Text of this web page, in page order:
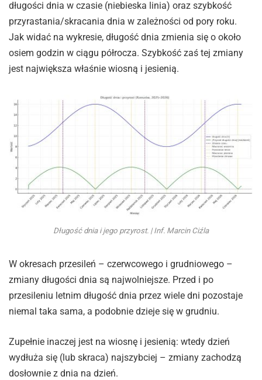
długości dnia w czasie (niebieska linia) oraz szybkość
przyrastania/skracania dnia w zależności od pory roku.
Jak widać na wykresie, długość dnia zmienia się o około
osiem godzin w ciągu półrocza. Szybkość zaś tej zmiany
jest największa właśnie wiosną i jesienią.
Długość dnia i jego przyrost. | Inf. Marcin Ciźla
W okresach przesileń – czerwcowego i grudniowego –
zmiany długości dnia są najwolniejsze. Przed i po
przesileniu letnim długość dnia przez wiele dni pozostaje
niemal taka sama, a podobnie dzieje się w grudniu.
Zupełnie inaczej jest na wiosnę i jesienią: wtedy dzień
wydłuża się (lub skraca) najszybciej – zmiany zachodzą
dosłownie z dnia na dzień.